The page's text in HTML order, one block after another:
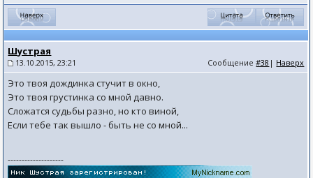
Шустрая
13.10.2015, 23:21 Сообщение#38 | Наверх
Это твоя дождинка стучит в окно,
Это твоя грустинка со мной давно.
Сложатся судьбы разно, но кто виной,
Если тебе так вышло - быть не со мной...
--------------------